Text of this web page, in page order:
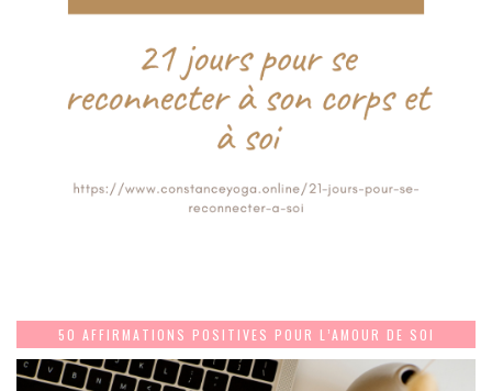
50 AFFIRMATIONS POSITIVES POUR L’AMOUR DE SOI